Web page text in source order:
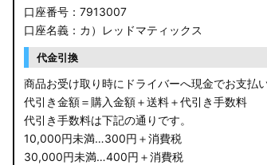
口座番号：7913007
口座名義：カ）レッドマティックス
代金引換
商品お受け取り時にドライバーへ現金でお支払
代引き金額＝購入金額＋送料＋代引き手数料
代引き手数料は下記の通りです。
10,000円未満…300円＋消費税
30,000円未満…400円＋消費税